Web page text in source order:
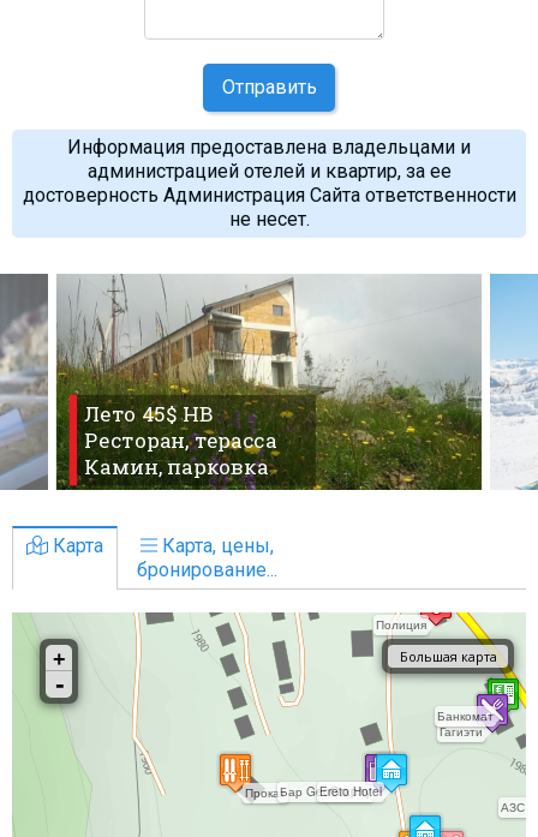
Отправить
Информация предоставлена владельцами и
администрацией отелей и квартир, за ее
достоверность Администрация Сайта ответственности
не несет.
Лето 45$ HB
Ресторан, терасса
Камин, парковка
Карта
Карта, цены,
бронирование...